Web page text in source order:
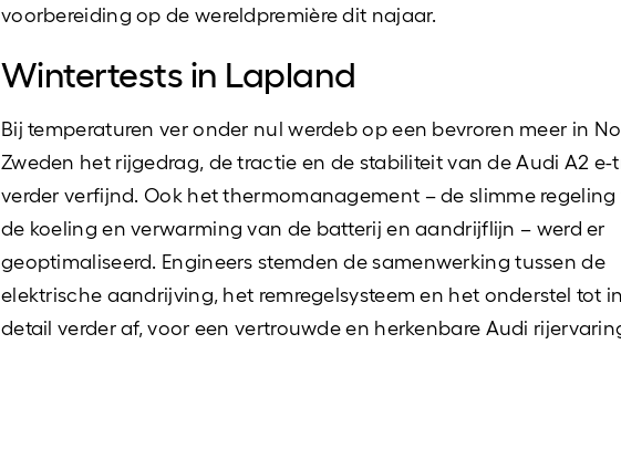
voorbereiding op de wereldpremière dit najaar.
Wintertests in Lapland
Bij temperaturen ver onder nul werdeb op een bevroren meer in
Zweden het rijgedrag, de tractie en de stabiliteit van de Audi A2 e-
verder verfijnd. Ook het thermomanagement – de slimme regeling
de koeling en verwarming van de batterij en aandrijflijn – werd er
geoptimaliseerd. Engineers stemden de samenwerking tussen de
elektrische aandrijving, het remregelsysteem en het onderstel tot in
detail verder af, voor een vertrouwde en herkenbare Audi